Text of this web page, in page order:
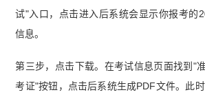
试"入口，点击进入后系统会显示你报考的
信息。
第三步，点击下载。在考试信息页面找到"
考证"按钮，点击后系统生成PDF文件。此